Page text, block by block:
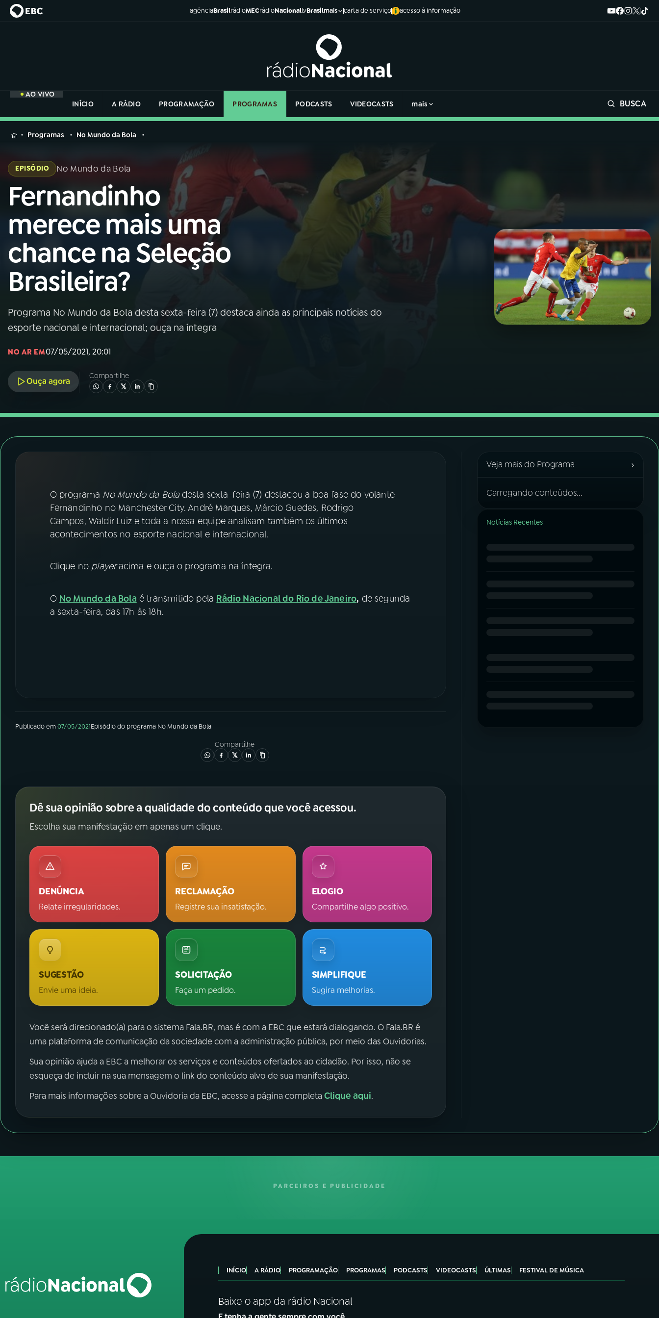
agênciaBrasilrádioMECrádioNacionaltvBrasilmais carta de serviço acesso à informação
AO VIVO
INÍCIO
A RÁDIO PROGRAMAÇÃO PROGRAMAS PODCASTS VIDEOCASTS mais BUSCA
MENU
Buscar
na
Rádio
Nacional
Buscar
01 INÍCIO
02A RÁDIO
03PROGRAMAÇÃO
ACOMPANHE A RÁDIO NACIONAL
YouTube Facebook
na
Rádio
Programas No Mundo da Bola
EPISÓDIO No Mundo da Bola
Fernandinho
merece mais uma
chance na Seleção
Brasileira?
Programa No Mundo da Bola desta sexta-feira (7) destaca ainda as principais notícias do
esporte nacional e internacional; ouça na íntegra
NO AR EM07/05/2021, 20:01
Ouça agora
Compartilhe
O programa No Mundo da Boladesta sexta-feira (7) destacou a boa fase do volante
Fernandinho no Manchester City. André Marques, Márcio Guedes, Rodrigo
Campos, Waldir Luiz e toda a nossa equipe analisam também os últimos
acontecimentos no esporte nacional e internacional.
Clique no playeracima e ouça o programa na íntegra.
O No Mundo da Bola é transmitido pela Rádio Nacional do Rio de Janeiro, de segunda
a sexta-feira, das 17h às 18h.
Publicado em07/05/2021Episódiodo programa No Mundo da Bola
Compartilhe
Dê sua opinião sobre a qualidade do conteúdo que você acessou.
Escolha sua manifestação em apenas um clique.
DENÚNCIA
Relate irregularidades.
RECLAMAÇÃO
Registre sua insatisfação.
ELOGIO
Compartilhe algo positivo.
SUGESTÃO
Envie uma ideia.
SOLICITAÇÃO
Faça um pedido.
SIMPLIFIQUE
Sugira melhorias.
Você será direcionado(a) para o sistema Fala.BR, mas é com a EBC que estará dialogando. O Fala.BR é
uma plataforma de comunicação da sociedade com a administração pública, por meio das Ouvidorias.
Sua opinião ajuda a EBC a melhorar os serviços e conteúdos ofertados ao cidadão. Por isso, não se
esqueça de incluir na sua mensagem o link do conteúdo alvo de sua manifestação.
Para mais informações sobre a Ouvidoria da EBC, acesse a página completaClique aqui.
Veja mais do Programa ›
Carregando conteúdos...
Notícias Recentes
PARCEIROS E PUBLICIDADE
INÍCIO A RÁDIO PROGRAMAÇÃO PROGRAMAS PODCASTS VIDEOCASTS ÚLTIMAS FESTIVAL DE MÚSICA
Baixe o app da rádio Nacional